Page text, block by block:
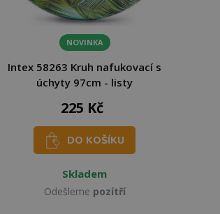
NOVINKA
Intex 58263 Kruh nafukovací s
úchyty 97cm - listy
225 Kč
DO KOŠÍKU
Skladem
Odešleme pozítří